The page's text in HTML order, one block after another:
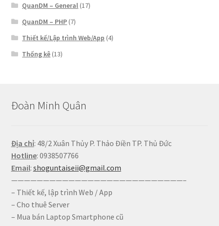
QuanDM – General (17)
QuanDM – PHP (7)
Thiết kế/Lập trình Web/App (4)
Thống kê (13)
Đoàn Minh Quân
Địa chỉ: 48/2 Xuân Thủy P. Thảo Điền TP. Thủ Đức
Hotline: 0938507766
Email: shoguntaiseii@gmail.com
———————————————————————————–
– Thiết kế, lập trình Web / App
– Cho thuê Server
– Mua bán Laptop Smartphone cũ